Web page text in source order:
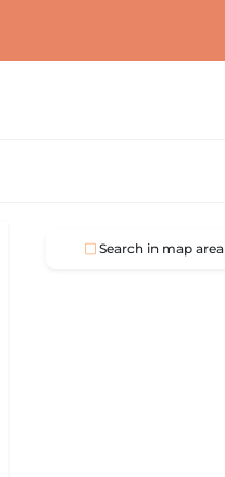
Search in map area